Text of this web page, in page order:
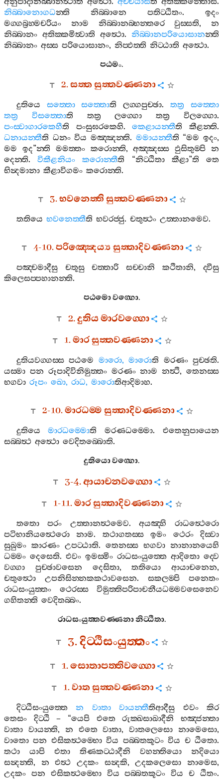
නිබ‍්බානොගධන‍්ති නිබ‍්බානෙ පතිට‍්ඨිතං. ඉදං
මග‍්ගබ්‍රහ‍්මචරියං
නාම නිබ‍්බානබ‍්භන‍්තරෙ වුස‍්සති, න
නිබ‍්බානං අතික‍්කමිත්‍වාති අත්‍ථො. නිබ‍්බානපරියොසානන‍්ති
නිබ‍්බානං අස‍්ස පරියොසානං, නිප‍්ඵත‍්ති නිට‍්ඨාති අත්‍ථො.
පඨමං.
2.සත‍්තසුත‍්තවණ‍්ණනා
දුතියෙ සත‍්තො සත‍්තොති ලග‍්ගපුච‍්ඡා.තත්‍ර
සත‍්තො
තත්‍ර
විසත‍්තොති තත්‍ර ලග‍්ගො තත්‍ර විලග‍්ගො.
පංස‍්වාගාරකෙහීති පංසුඝරකෙහි.කෙළායන‍්තීති කීළන‍්ති.
ධනායන‍්තීති ධනං විය මඤ‍්ඤන‍්ති. මමායන‍්තීති “මම ඉදං,
මම
ඉද”න‍්ති මමත‍්තං කරොන‍්ති,අඤ‍්ඤස‍්ස ඵුසිතුම‍්පි න
දෙන‍්ති.විකීළනියං කරොන‍්තීති “නිට‍්ඨිතා කීළා”ති
තෙ
භින්‍දමානා කීළාවිගමං කරොන‍්ති.
3.භවනෙත‍්තිසුත‍්තවණ‍්ණනා
තතියෙ භවනෙත‍්තීති භවරජ‍්ජු. චතුත්‍ථං උත‍්තානමෙව.
4-10.පරිඤ‍්ඤෙය්‍යසුත‍්තාදිවණ‍්ණනා
පඤ‍්චමාදීසු චතූසු චත‍්තාරි සච‍්චානි කථිතානි, ද‍්වීසු
කිලෙසප‍්පහානන‍්ති.
පඨමොවග‍්ගො.
2.දුතියමාරවග‍්ගො
1.මාරසුත‍්තවණ‍්ණනා
දුතියවග‍්ගස‍්ස පඨමෙ මාරො,මාරොති මරණං පුච‍්ඡති.
යස‍්මා පන රූපාදිවිනිමුත‍්තං මරණං නාම නත්‍ථි,තෙනස‍්ස
භගවා රූපං ඛො, රාධ, මාරොතිආදිමාහ.
2-10.මාරධම‍්මසුත‍්තාදිවණ‍්ණනා
දුතියෙ මාරධම‍්මොති මරණධම‍්මො.එතෙනුපායෙන
සබ‍්බත්‍ථ අත්‍ථො වෙදිතබ‍්බොති.
දුතියොවග‍්ගො.
3-4.ආයාචනවග‍්ගො
1-11.මාරසුත‍්තාදිවණ‍්ණනා
තතො පරං උත‍්තානත්‍ථමෙව.අයඤ‍්හි
රාධත්‍ථෙරො
පටිභානියත්‍ථෙරො
නාම. තථාගතස‍්ස ඉමං ථෙරං
දිස‍්වා
සුඛුමං කාරණං උපට‍්ඨාති. තෙනස‍්ස භගවා නානානයෙහි
ධම‍්මං දෙසෙති. එවං ඉමස‍්මිං රාධසංයුත‍්තෙ ආදිතො ද‍්වෙ
වග‍්ගා
පුච‍්ඡාවසෙන දෙසිතා,තතියො ආයාචනෙන,
චතුත්‍ථො
උපනිසින‍්නකකථාවසෙන. සකලම‍්පි
පනෙතං
රාධසංයුත‍්තං
ථෙරස‍්ස
විමුත‍්තිපරිපාචනීයධම‍්මවසෙනෙව
ගහිතන‍්ති වෙදිතබ‍්බං.
රාධසංයුත‍්තවණ‍්ණනානිට‍්ඨිතා.
3.දිට‍්ඨිසංයුත‍්තං
1.සොතාපත‍්තිවග‍්ගො
1.වාතසුත‍්තවණ‍්ණනා
දිට‍්ඨිසංයුත‍්තෙ න වාතා වායන‍්තීතිආදීසු එවං
කිර
තෙසං
දිට‍්ඨි – “යෙපි එතෙ රුක‍්ඛසාඛාදීනි
භඤ‍්ජන‍්තා
වාතා වායන‍්ති, න එතෙ වාතා,වාතලෙසො නාමෙසො,
වාතො පන එසිකත්‍ථම‍්භො විය පබ‍්බතකූටං විය ච ඨිතො.
තථා
යාපි එතා තිණකට‍්ඨාදීනි වහන‍්තියො
නදියො
සන්‍දන‍්ති, න එත්‍ථ උදකං සන්‍දකි,උදකලෙසො නාමෙස,
උදකං පන එසිකත්‍ථම‍්භො විය පබ‍්බතකූටං විය ච ඨිතං.